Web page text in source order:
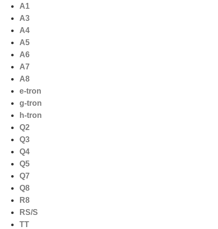
naar
inhoud
A1
A3
A4
A5
A6
A7
A8
e-tron
g-tron
h-tron
Q2
Q3
Q4
Q5
Q7
Q8
R8
RS/S
TT